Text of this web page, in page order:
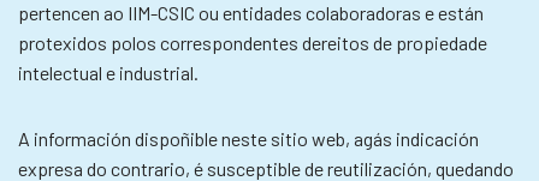
pertencen ao IIM-CSIC ou entidades colaboradoras e están
protexidos polos correspondentes dereitos de propiedade
intelectual e industrial.
A información dispoñible neste sitio web, agás indicación
expresa do contrario, é susceptible de reutilización, quedando